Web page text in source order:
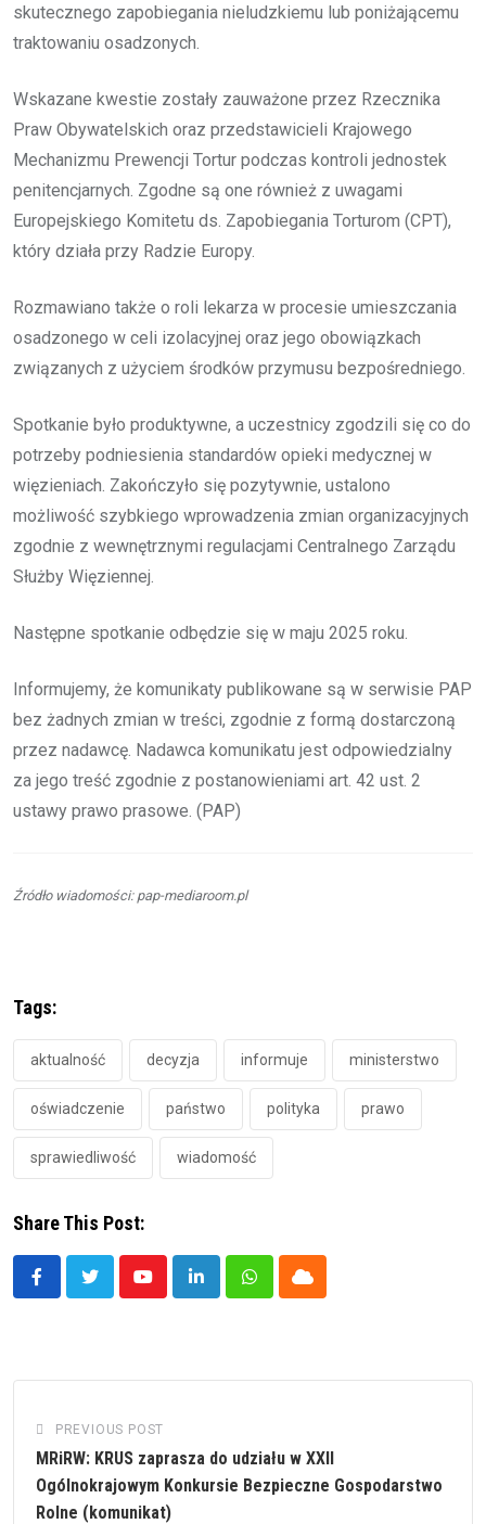
skutecznego zapobiegania nieludzkiemu lub poniżającemu
traktowaniu osadzonych.
Wskazane kwestie zostały zauważone przez Rzecznika
Praw Obywatelskich oraz przedstawicieli Krajowego
Mechanizmu Prewencji Tortur podczas kontroli jednostek
penitencjarnych. Zgodne są one również z uwagami
Europejskiego Komitetu ds. Zapobiegania Torturom (CPT),
który działa przy Radzie Europy.
Rozmawiano także o roli lekarza w procesie umieszczania
osadzonego w celi izolacyjnej oraz jego obowiązkach
związanych z użyciem środków przymusu bezpośredniego.
Spotkanie było produktywne, a uczestnicy zgodzili się co do
potrzeby podniesienia standardów opieki medycznej w
więzieniach. Zakończyło się pozytywnie, ustalono
możliwość szybkiego wprowadzenia zmian organizacyjnych
zgodnie z wewnętrznymi regulacjami Centralnego Zarządu
Służby Więziennej.
Następne spotkanie odbędzie się w maju 2025 roku.
Informujemy, że komunikaty publikowane są w serwisie PAP
bez żadnych zmian w treści, zgodnie z formą dostarczoną
przez nadawcę. Nadawca komunikatu jest odpowiedzialny
za jego treść zgodnie z postanowieniami art. 42 ust. 2
ustawy prawo prasowe. (PAP)
Źródło wiadomości: pap-mediaroom.pl
Tags:
aktualność decyzja informuje ministerstwo
oświadczenie państwo polityka prawo
sprawiedliwość wiadomość
Share This Post:
YoutubeLinkedInWhatsappCloud
PREVIOUS POST
MRiRW: KRUS zaprasza do udziału w XXII
Ogólnokrajowym Konkursie Bezpieczne Gospodarstwo
Rolne (komunikat)